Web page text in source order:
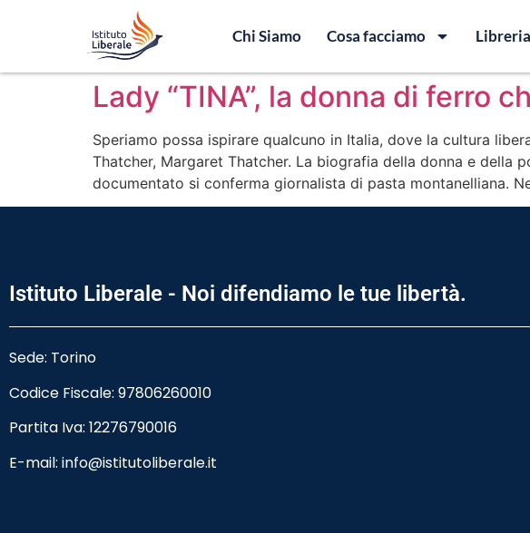
Chi Siamo Cosa facciamo
Lady “TINA”, la donna di ferro
Speriamo possa ispirare qualcuno in Italia, dove la cultura
Thatcher, Margaret Thatcher. La biografia della donna e della
documentato si conferma giornalista di pasta montanelliana.
Istituto Liberale - Noi difendiamo le tue libertà.
Sede: Torino
Codice Fiscale: 97806260010
Partita Iva: 12276790016
E-mail: info@istitutoliberale.it